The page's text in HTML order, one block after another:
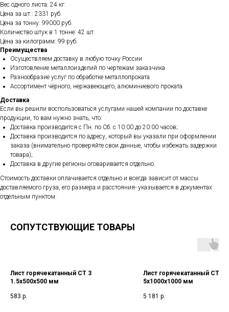
Вес одного листа: 24 кг.
Цена за шт.: 2331 руб.
Цена за тонну: 99000 руб.
Количество штук в 1 тонне: 42 шт.
Цена за килограмм: 99 руб.
Преимущества
Осуществляем доставку в любую точку России
Изготовление металлоизделий по чертежам заказчика
Разнообразие услуг по обработке металлопроката
Ассортимент чёрного, нержавеющего, алюминиевого проката
Доставка
Если вы решили воспользоваться услугами нашей компании по доставке
продукции, то вам нужно знать, что:
Доставка производится с Пн. по Сб. с 10:00 до 20:00 часов;
Доставка производится по адресу, который вы указали при оформлении
заказа (внимательно проверяйте свои данные, чтобы избежать задержки
товара);
Доставка в другие регионы оговаривается отдельно.
Стоимость доставки оплачивается отдельно и всегда зависит от массы
доставляемого груза, его размера и расстояния- указывается в документах
отдельным пунктом.
СОПУТСТВУЮЩИЕ ТОВАРЫ
Лист горячекатанный СТ 3
1.5х500х500 мм
583 р.
Лист горячекатанный СТ 3
5х1000х1000 мм
5 181 р.